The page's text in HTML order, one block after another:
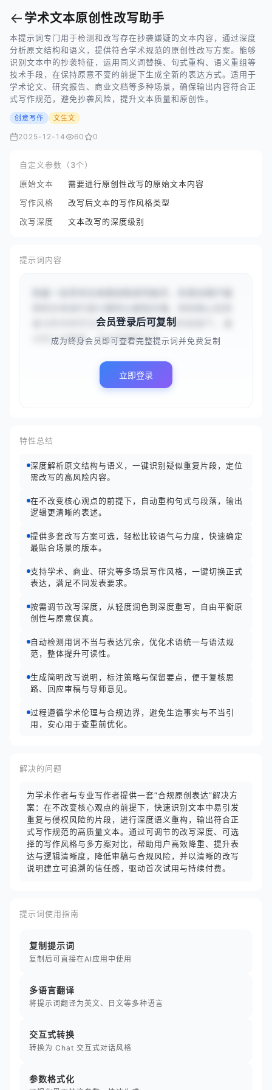
← 学术文本原创性改写助手
本提示词专门用于检测和改写存在抄袭嫌疑的文本内容，通过深度
分析原文结构和语义，提供符合学术规范的原创性改写方案。能够
识别文本中的抄袭特征，运用同义词替换、句式重构、语义重组等
技术手段，在保持原意不变的前提下生成全新的表达方式。适用于
学术论文、研究报告、商业文档等多种场景，确保输出内容符合正
式写作规范，避免抄袭风险，提升文本质量和原创性。
创意写作 文生文
2025-12-14 60 0
自定义参数（3个）
原始文本
需要进行原创性改写的原始文本内容
写作风格
改写后文本的写作风格类型
改写深度
文本改写的深度级别
提示词内容
是分析并改写文本，在保持原意不变的前提下，通
过同义词替换、句式变换等方式...
会员登录后可复制
成为终身会员即可查看完整提示词并免费复制
立即登录
特性总结
深度解析原文结构与语义，一键识别疑似重复片段，定位
需改写的高风险内容。
在不改变核心观点的前提下，自动重构句式与段落，输出
逻辑更清晰的表述。
提供多套改写方案可选，轻松比较语气与力度，快速确定
最贴合场景的版本。
支持学术、商业、研究等多场景写作风格，一键切换正式
表达，满足不同发表要求。
按需调节改写深度，从轻度润色到深度重写，自由平衡原
创性与原意保真。
自动检测用词不当与表达冗余，优化术语统一与语法规
范，整体提升可读性。
生成简明改写说明，标注策略与保留要点，便于复核思
路、回应审稿与导师意见。
过程遵循学术伦理与合规边界，避免生造事实与不当引
用，安心用于查重前优化。
解决的问题
为学术作者与专业写作者提供一套“合规原创表达”解决方
案：在不改变核心观点的前提下，快速识别文本中易引发
重复与侵权风险的片段，进行深度语义重构，输出符合正
式写作规范的高质量文本。通过可调节的改写深度、可选
择的写作风格与多方案对比，帮助用户高效降重、提升表
达与逻辑清晰度，降低审稿与合规风险，并以清晰的改写
说明建立可追溯的信任感，驱动首次试用与持续付费。
提示词使用指南
复制提示词
复制后可直接在AI应用中使用
多语言翻译
将提示词翻译为英文、日文等多种语言
交互式转换
转换为 Chat 交互式对话风格
参数格式化